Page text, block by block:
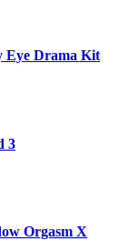
Eye Drama Kit
3
Orgasm X